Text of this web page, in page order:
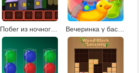
Побег из ночного парка Вечеринка у бассейна 2